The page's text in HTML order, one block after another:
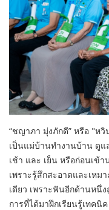
“ชญาภา มุ่งภักดี” หรือ "หวิ
เป็นแม่บ้านทำงานบ้าน ดูแ
เช้า และ เย็น หรือก่อนเข้
เพราะรู้สึกสะอาดและเหม
เดียว เพราะฟันอีกด้านหนึ่
การที่ได้มาฝึกเรียนรู้เทคนิค